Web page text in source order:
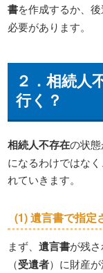
書を作成するか、
必要があります。
２．相続人
行く？
相続人不存在の状
になるわけではな
れていきます。
(1) 遺言書で指定
まず、遺言書が残
（受遺者）に財産